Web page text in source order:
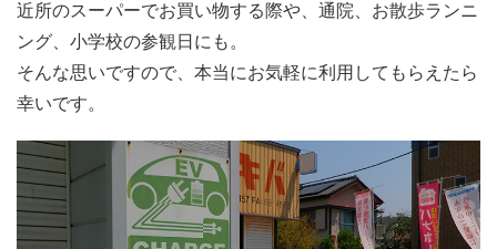
近所のスーパーでお買い物する際や、通院、お散歩ランニ
ング、小学校の参観日にも。
そんな思いですので、本当にお気軽に利用してもらえたら
幸いです。